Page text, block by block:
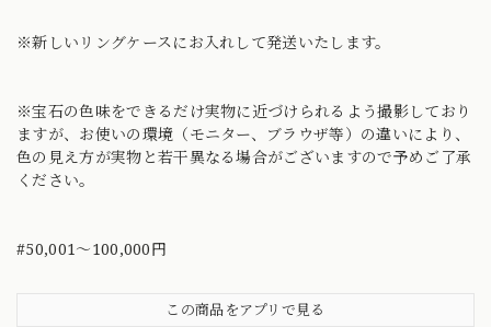
※新しいリングケースにお入れして発送いたします。
※宝石の色味をできるだけ実物に近づけられるよう撮影しており
ますが、お使いの環境（モニター、ブラウザ等）の違いにより、
色の見え方が実物と若干異なる場合がございますので予めご了承
ください。
#50,001～100,000円
この商品をアプリで見る